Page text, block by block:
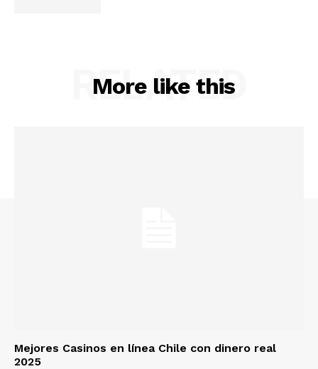
More like this
RELATED
Mejores Casinos en línea Chile con dinero real
2025